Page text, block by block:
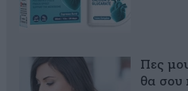
Πες
θα σου